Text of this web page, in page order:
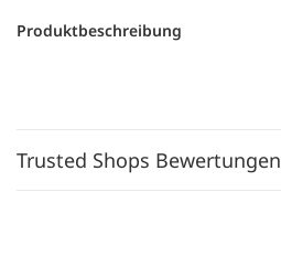
Produktbeschreibung
Trusted Shops Bewertungen